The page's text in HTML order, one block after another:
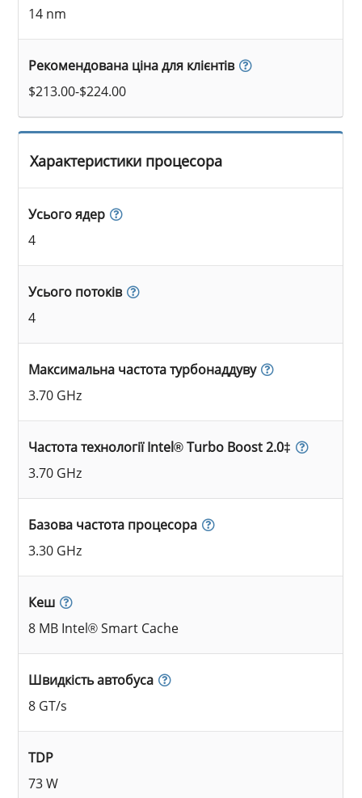
14 nm
Рекомендована ціна для клієнтів
$213.00-$224.00
Характеристики процесора
Усього ядер
4
Усього потоків
4
Максимальна частота турбонаддуву
3.70 GHz
Частота технології Intel® Turbo Boost 2.0‡
3.70 GHz
Базова частота процесора
3.30 GHz
Кеш
8 MB Intel® Smart Cache
Швидкість автобуса
8 GT/s
TDP
73 W